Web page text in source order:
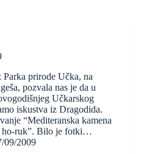
prirode Učka, na
pozvala nas je da u
Učkarskog
iskustva iz Dragodida.
“Mediteranska kamena
ho-ruk”. Bilo je fotki…
09/2009